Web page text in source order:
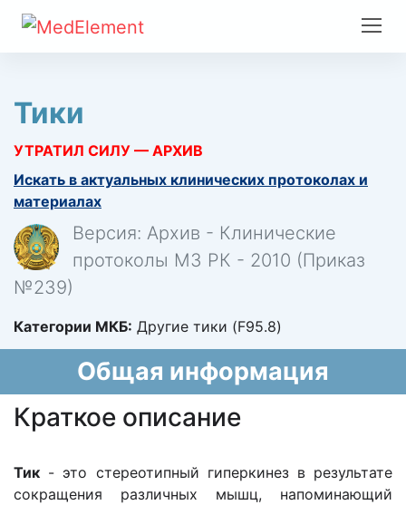
Тики
УТРАТИЛ СИЛУ — АРХИВ
Искать в актуальных клинических протоколах и
материалах
Версия: Архив - Клинические
протоколы МЗ РК - 2010 (Приказ
№239)
Категории МКБ: Другие тики (F95.8)
Общая информация
Краткое описание
Тик - это стереотипный гиперкинез в результате
сокращения различных мышц, напоминающий